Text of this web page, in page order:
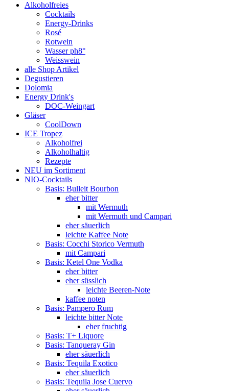
Alkoholfreies
Cocktails
Energy-Drinks
Rosé
Rotwein
Wasser ph8°
Weisswein
alle Shop Artikel
Degustieren
Dolomia
Energy Drink's
DOC-Weingart
Gläser
CoolDown
ICE Tropez
Alkoholfrei
Alkoholhaltig
Rezepte
NEU im Sortiment
NIO-Cocktails
Basis: Bulleit Bourbon
eher bitter
mit Wermuth
mit Wermuth und Campari
eher säuerlich
leichte Kaffee Note
Basis: Cocchi Storico Vermuth
mit Campari
Basis: Ketel One Vodka
eher bitter
eher süsslich
leichte Beeren-Note
kaffee noten
Basis: Pampero Rum
leichte bitter Note
eher fruchtig
Basis: T+ Liquore
Basis: Tanqueray Gin
eher säuerlich
Basis: Tequila Exotico
eher säuerlich
Basis: Tequila Jose Cuervo